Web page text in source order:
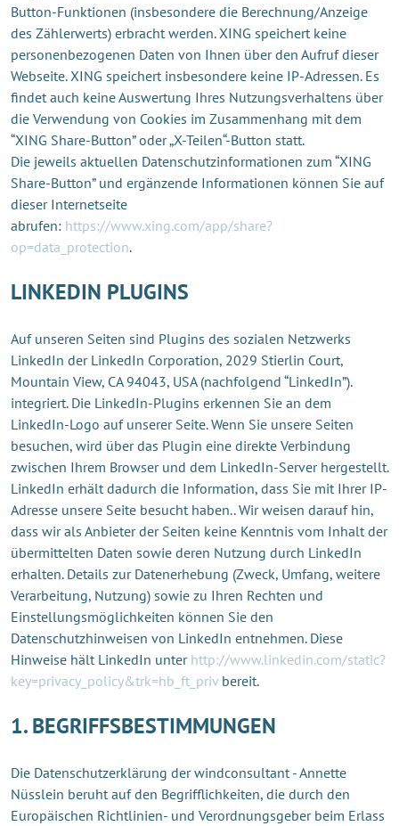
Button-Funktionen (insbesondere die Berechnung/Anzeige
des Zählerwerts) erbracht werden. XING speichert keine
personenbezogenen Daten von Ihnen über den Aufruf dieser
Webseite. XING speichert insbesondere keine IP-Adressen. Es
findet auch keine Auswertung Ihres Nutzungsverhaltens über
die Verwendung von Cookies im Zusammenhang mit dem
“XING Share-Button” oder „X-Teilen“-Button statt.
Die jeweils aktuellen Datenschutzinformationen zum “XING
Share-Button” und ergänzende Informationen können Sie auf
dieser Internetseite
abrufen: https://www.xing.com/app/share?
op=data_protection.
LINKEDIN PLUGINS
Auf unseren Seiten sind Plugins des sozialen Netzwerks
LinkedIn der LinkedIn Corporation, 2029 Stierlin Court,
Mountain View, CA 94043, USA (nachfolgend “LinkedIn”).
integriert. Die LinkedIn-Plugins erkennen Sie an dem
LinkedIn-Logo auf unserer Seite. Wenn Sie unsere Seiten
besuchen, wird über das Plugin eine direkte Verbindung
zwischen Ihrem Browser und dem LinkedIn-Server hergestellt.
LinkedIn erhält dadurch die Information, dass Sie mit Ihrer IP-
Adresse unsere Seite besucht haben.. Wir weisen darauf hin,
dass wir als Anbieter der Seiten keine Kenntnis vom Inhalt der
übermittelten Daten sowie deren Nutzung durch LinkedIn
erhalten. Details zur Datenerhebung (Zweck, Umfang, weitere
Verarbeitung, Nutzung) sowie zu Ihren Rechten und
Einstellungsmöglichkeiten können Sie den
Datenschutzhinweisen von LinkedIn entnehmen. Diese
Hinweise hält LinkedIn unter http://www.linkedin.com/static?
key=privacy_policy&trk=hb_ft_privbereit.
1. BEGRIFFSBESTIMMUNGEN
Die Datenschutzerklärung der windconsultant - Annette
Nüsslein beruht auf den Begrifflichkeiten, die durch den
Europäischen Richtlinien- und Verordnungsgeber beim Erlass